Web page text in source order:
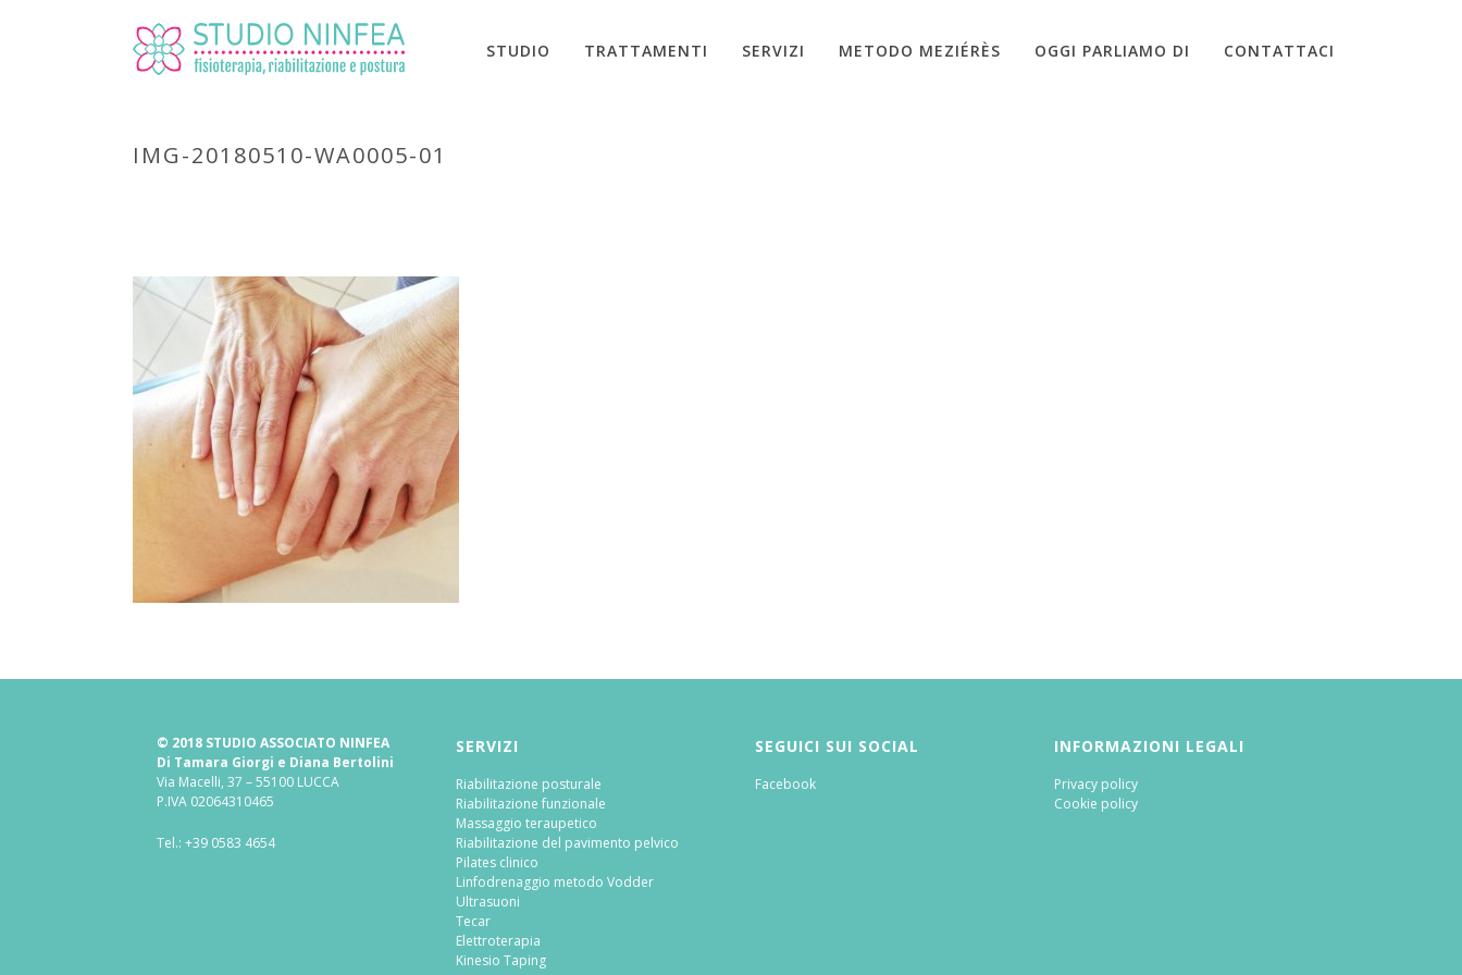
STUDIO TRATTAMENTI SERVIZI METODO MEZIÉRÈS OGGI PARLIAMO DI CONTATTACI
IMG-20180510-WA0005-01
© 2018 STUDIO ASSOCIATO NINFEA
Di Tamara Giorgi e Diana Bertolini
Via Macelli, 37 – 55100 LUCCA
P.IVA 02064310465
Tel.: +39 0583 4654
SERVIZI
Riabilitazione posturale
Riabilitazione funzionale
Massaggio teraupetico
Riabilitazione del pavimento pelvico
Pilates clinico
Linfodrenaggio metodo Vodder
Ultrasuoni
Tecar
Elettroterapia
Kinesio Taping
SEGUICI SUI SOCIAL
Facebook
INFORMAZIONI LEGALI
Privacy policy
Cookie policy